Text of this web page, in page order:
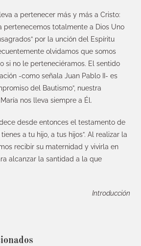
a pertenecer más y más a Cristo:
pertenecemos totalmente a Dios Uno
por la unción del Espíritu
olvidamos que somos
si no le perteneciéramos. El sentido
-como señala Juan Pablo II- es
del Bautismo”, nuestra
nos lleva siempre a Él.
desde entonces el testamento de
tienes a tu hijo, a tus hijos”. Al realizar la
recibir su maternidad y vivirla en
alcanzar la santidad a la que
Introducción